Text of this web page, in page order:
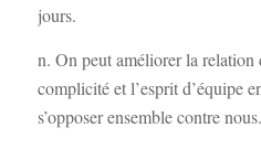
jours.
n. On peut améliorer la relation
complicité et l’esprit d’équipe
s’opposer ensemble contre nous.